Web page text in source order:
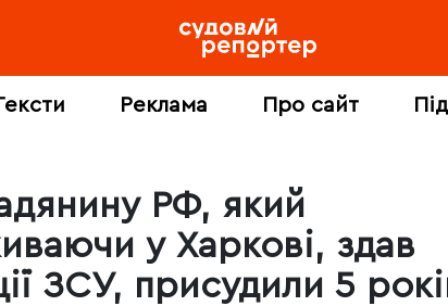
Реклама Про сайт
РФ, який
у Харкові, здав
ЗСУ, присудили 5